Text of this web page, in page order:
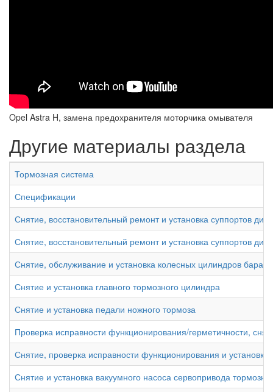
Opel Astra H, замена предохранителя моторчика омывателя
Другие материалы раздела
Тормозная система
Спецификации
Снятие, восстановительный ремонт и установка суппортов
Снятие, восстановительный ремонт и установка суппортов
Снятие, обслуживание и установка колесных цилиндров
Снятие и установка главного тормозного цилиндра
Снятие и установка педали ножного тормоза
Проверка исправности функционирования/герметичности,
Снятие, проверка исправности функционирования и
Снятие и установка вакуумного насоса сервопривода